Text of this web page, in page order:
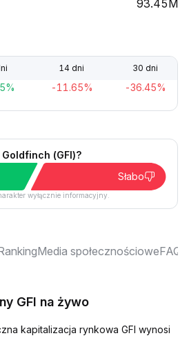
93.45M
14 dni 30 dni
-11.65% -36.45%
(GFI)?
Słabo
wyłącznie informacyjny.
Media społecznościoweFAQ
GFI na żywo
kapitalizacja rynkowa GFI wynosi